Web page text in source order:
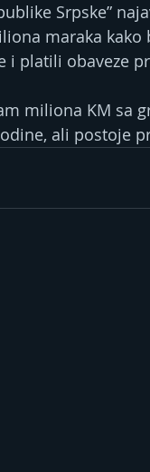
Srpske”
maraka
i platili obaveze
miliona KM sa
ali postoje